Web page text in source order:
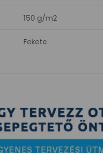
150 g/m2
Fekete